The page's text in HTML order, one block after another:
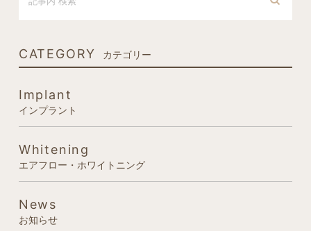
CATEGORY カテゴリー
Implant
インプラント
Whitening
エアフロー・ホワイトニング
News
お知らせ